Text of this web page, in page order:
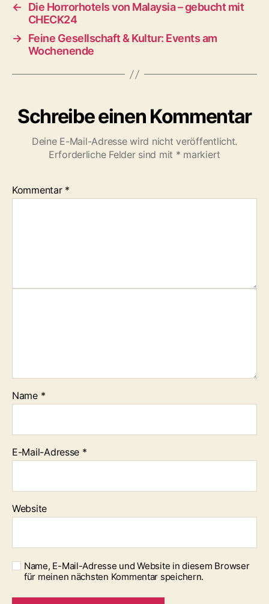
g
ö
←
Die Horrorhotels von Malaysia – gebucht mit
CHECK24
→ Feine Gesellschaft & Kultur: Events am
Wochenende
Schreibe einen Kommentar
Deine E-Mail-Adresse wird nicht veröffentlicht.
Erforderliche Felder sind mit * markiert
Kommentar *
Name *
E-Mail-Adresse *
Website
Name, E-Mail-Adresse und Website in diesem Browser
für meinen nächsten Kommentar speichern.